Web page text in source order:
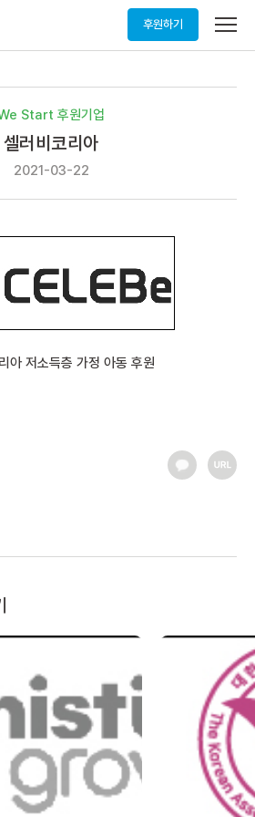
후원하기
메
열
Start 후원기업
셀러비코리아
2021-03-22
아 저소득층 가정 아동 후원